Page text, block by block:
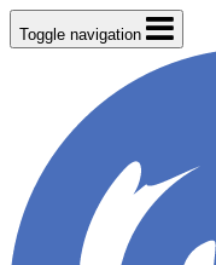
Toggle navigation